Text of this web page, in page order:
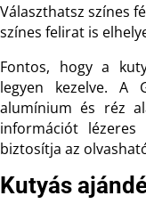
Választhatsz színes
színes felirat is
Fontos, hogy a
legyen kezelve. A
alumínium és réz
információt
biztosítja az
Kutyás